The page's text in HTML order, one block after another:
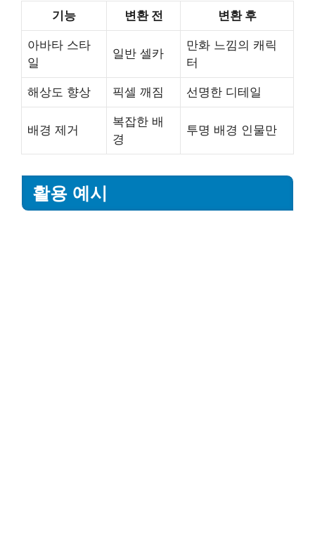
기능 변환 전 변환 후
아바타 스타
일
일반 셀카
만화 느낌의 캐릭
터
해상도 향상 픽셀 깨짐 선명한 디테일
배경 제거
복잡한 배
경
투명 배경 인물만
활용 예시